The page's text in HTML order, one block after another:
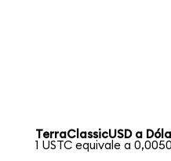
TerraClassicUSD a
1 USTC equivale a